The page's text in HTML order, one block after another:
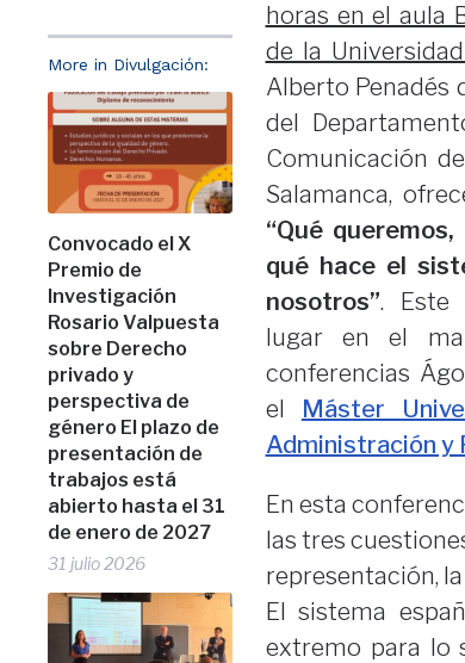
More in Divulgación:
Convocado el X
Premio de
Investigación
Rosario Valpuesta
sobre Derecho
privado y
perspectiva de
género El plazo de
presentación de
trabajos está
abierto hasta el 31
de enero de 2027
31 julio 2026
horas en el aula
de la
Alberto Penadés
del
Comunicación
Salamanca,
“Qué
qué hace el
nosotros”. Este
lugar en el
conferencias
el Máster
Administración y
En esta
las tres
representación,
El sistema
extremo para lo